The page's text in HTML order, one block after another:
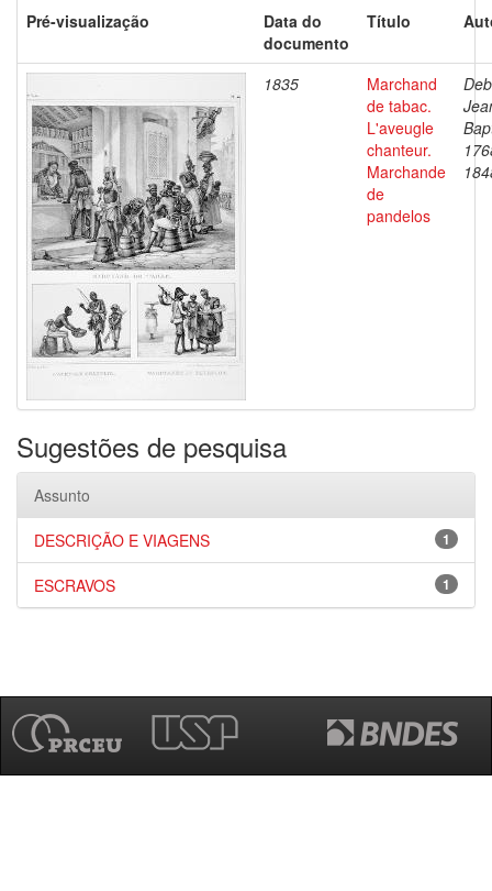
Pré-visualização
Data do
documento
Título
1835
Marchand
de tabac.
L'aveugle
chanteur.
Marchande
de
pandelos
Sugestões de pesquisa
Assunto
1
DESCRIÇÃO E VIAGENS
1
ESCRAVOS